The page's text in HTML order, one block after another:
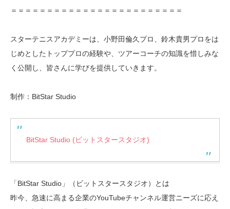
＝＝＝＝＝＝＝＝＝＝＝＝＝＝＝＝＝＝＝＝＝＝＝＝
スターテニスアカデミーは、小野田倫久プロ、鈴木貴男プロをは
じめとしたトッププロの経験や、ツアーコーチの知識を惜しみな
く公開し、皆さんに学びを提供していきます。
制作：BitStar Studio
BitStar Studio (ビットスタースタジオ)
「BitStar Studio」（ビットスタースタジオ）とは
昨今、急速に高まる企業のYouTubeチャンネル運営ニーズに応え